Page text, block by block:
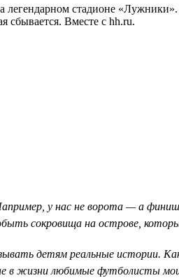
стадионе «Лужники».
сбывается. Вместе с hh.ru.
у нас не ворота — а
сокровища на острове,
детям реальные истории. Как
в жизни любимые футболисты